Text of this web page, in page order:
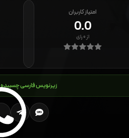
امتیاز کاربران
0.0
از۰رای
زیرنویس فارسی چسبیده